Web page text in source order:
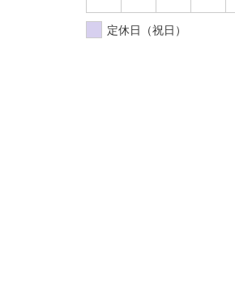
定休日（祝日）